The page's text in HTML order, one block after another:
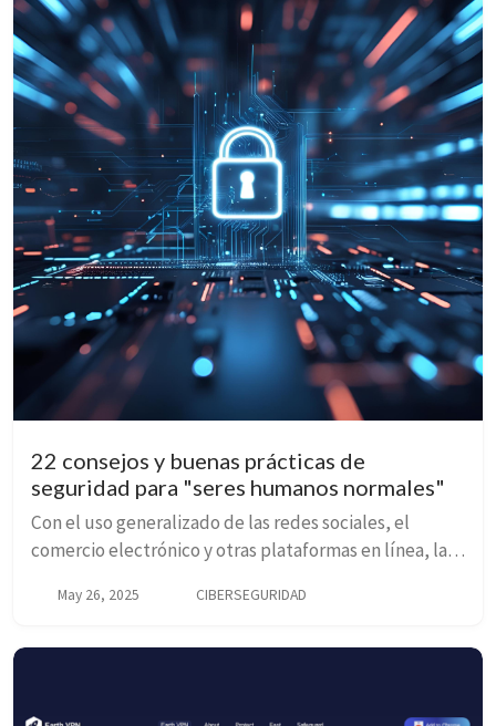
22 consejos y buenas prácticas de
seguridad para "seres humanos normales"
Con el uso generalizado de las redes sociales, el
comercio electrónico y otras plataformas en línea, las
organizaciones
May 26, 2025 CIBERSEGURIDAD